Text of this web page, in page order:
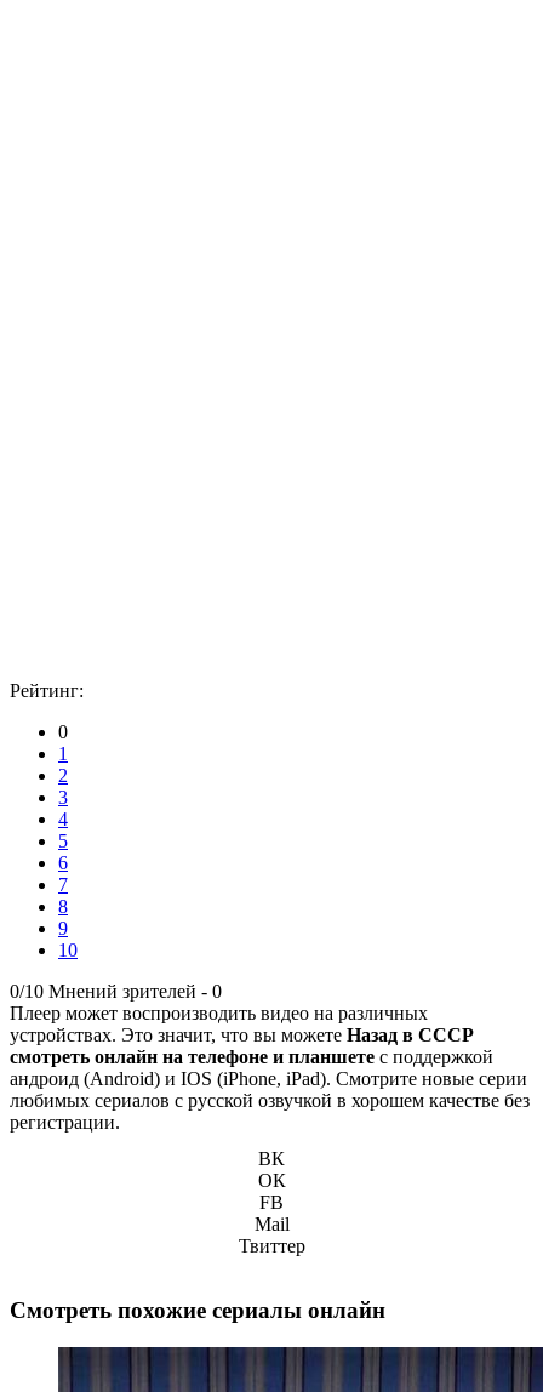
Рейтинг:
0
1
2
3
4
5
6
7
8
9
10
0/10 Мнений зрителей - 0
Плеер может воспроизводить видео на различных
устройствах. Это значит, что вы можете Назад в СССР
смотреть онлайн на телефоне и планшете с поддержкой
андроид (Android) и IOS (iPhone, iPad). Смотрите новые серии
любимых сериалов с русской озвучкой в хорошем качестве без
регистрации.
ВК
ОК
FB
Mail
Твиттер
Смотреть похожие сериалы онлайн